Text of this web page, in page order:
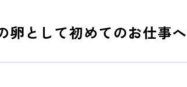
として初めてのお仕事へ